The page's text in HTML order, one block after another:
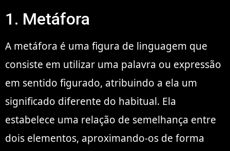
1. Metáfora
A metáfora é uma figura de linguagem que
consiste em utilizar uma palavra ou expressão
em sentido figurado, atribuindo a ela um
significado diferente do habitual. Ela
estabelece uma relação de semelhança entre
dois elementos, aproximando-os de forma